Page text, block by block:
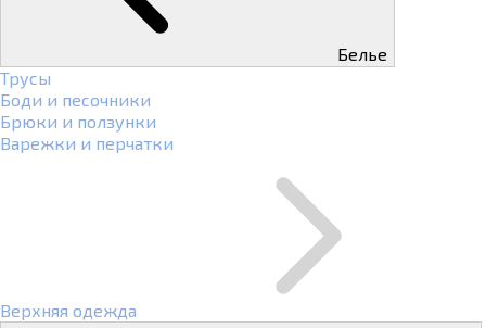
Белье
Трусы
Боди и песочники
Брюки и ползунки
Варежки и перчатки
Верхняя одежда